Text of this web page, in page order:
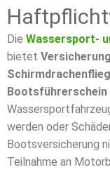
Die Wassersport-
bietet
Bootsführerschein
werden oder
Bootsversicherung
Teilnahme an